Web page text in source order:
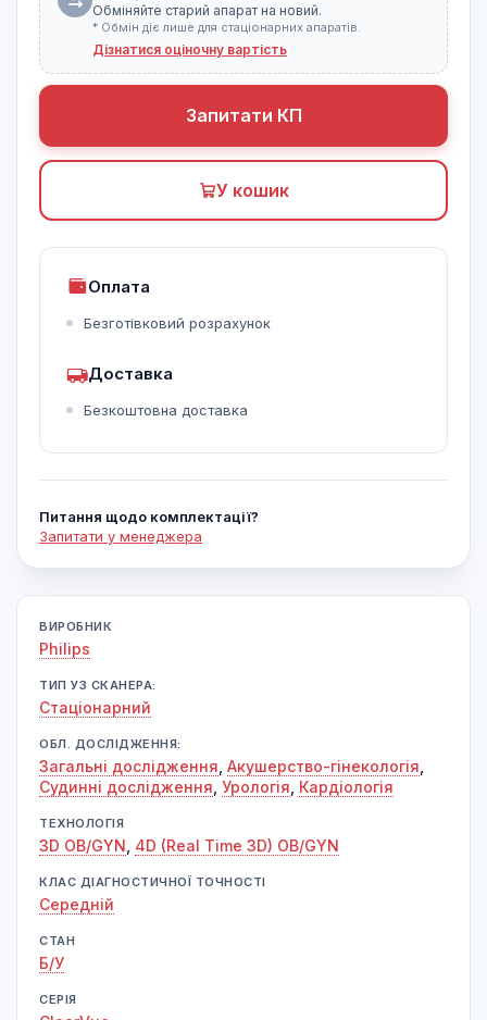
Обміняйте старий апарат на новий.
* Обмін діє лише для стаціонарних апаратів.
Дізнатися оціночну вартість
Запитати КП
У кошик
Оплата
Безготівковий розрахунок
Доставка
Безкоштовна доставка
Питання щодо комплектації?
Запитати у менеджера
ВИРОБНИК
Philips
ТИП УЗ СКАНЕРА:
Cтаціонарний
ОБЛ. ДОСЛІДЖЕННЯ:
Загальні дослідження Акушерство-гінекологія
Судинні дослідження Урологія Кардіологія
ТЕХНОЛОГІЯ
3D OB/GYN 4D (Real Time 3D) OB/GYN
КЛАС ДІАГНОСТИЧНОЇ ТОЧНОСТІ
Середній
СТАН
Б/У
СЕРІЯ